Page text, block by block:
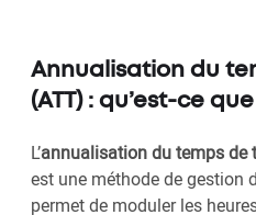
Annualisation du
(ATT) : qu’est-ce que
L’annualisation du temps de
est une méthode de gestion
permet de moduler les